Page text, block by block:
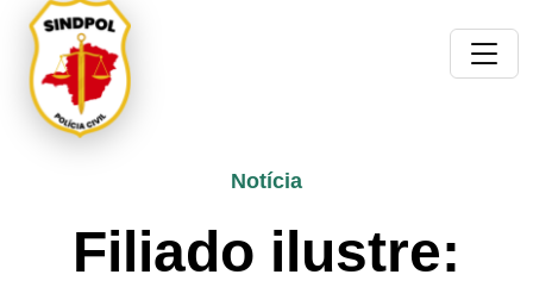
Notícia
Filiado ilustre: